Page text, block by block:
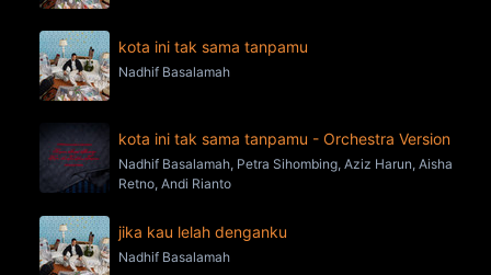
kota ini tak sama tanpamu
Nadhif Basalamah
kota ini tak sama tanpamu - Orchestra Version
Nadhif Basalamah, Petra Sihombing, Aziz Harun, Aisha
Retno, Andi Rianto
jika kau lelah denganku
Nadhif Basalamah